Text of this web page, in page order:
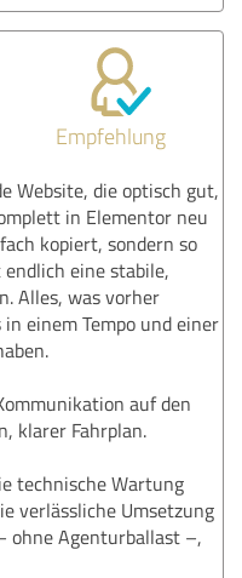
Empfehlung
Website, die optisch gut,
in Elementor neu
kopiert, sondern so
eine stabile,
Alles, was vorher
einem Tempo und einer
auf den
klarer Fahrplan.
technische Wartung
verlässliche Umsetzung
ohne Agenturballast –,